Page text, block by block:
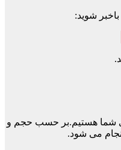
شوید:
9 الی 20 پاسخگوی شما هستیم.بر حسب حجم و
می شود.